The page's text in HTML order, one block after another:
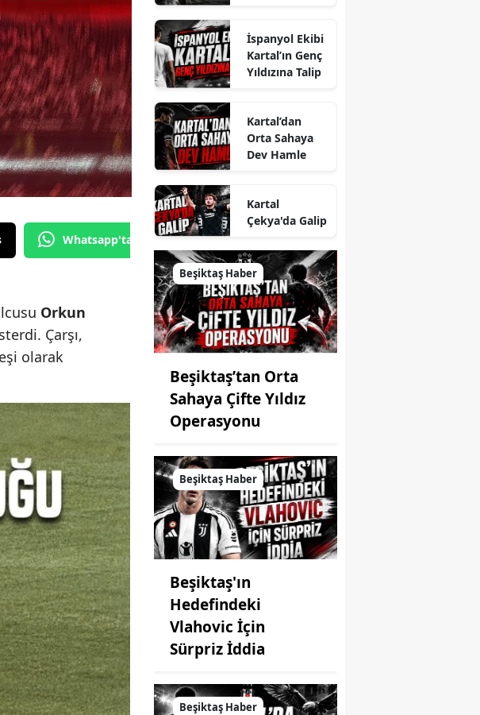
Whatsapp'tan Gönder
Orkun
Çarşı,
olarak
İspanyol Ekibi
Kartal’ın Genç
Yıldızına Talip
Kartal’dan
Orta Sahaya
Dev Hamle
Kartal
Çekya'da Galip
Beşiktaş Haber
Beşiktaş’tan Orta
Sahaya Çifte Yıldız
Operasyonu
Beşiktaş Haber
Beşiktaş'ın
Hedefindeki
Vlahovic İçin
Sürpriz İddia
Beşiktaş Haber